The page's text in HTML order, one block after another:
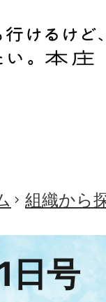
組織から
日号